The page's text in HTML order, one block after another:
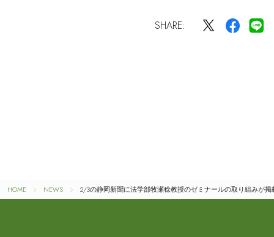
HOME NEWS 2/3の静岡新聞に法学部牧瀬稔教授のゼミナールの取り組みが
SHARE: